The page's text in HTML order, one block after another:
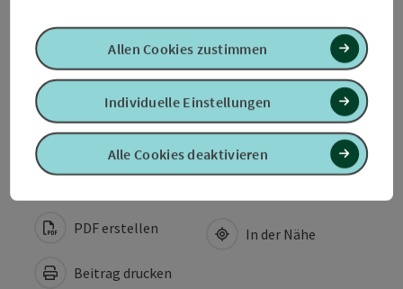
Kontakt
Zustimmungserklärung
PDF erstellen
Beitrag drucken
In der Nähe
Alle Cookies deaktivieren
Individuelle Einstellungen
Allen Cookies zustimmen